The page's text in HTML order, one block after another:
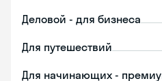
Деловой - для бизнеса
Для путешествий
Для начинающих -